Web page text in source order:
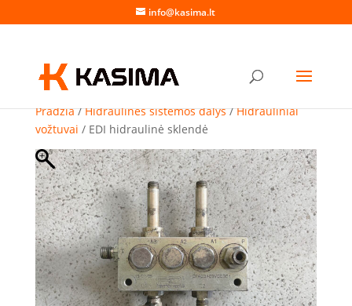
info@kasima.lt
Pradžia/Hidraulinės sistemos dalys/Hidrauliniai
vožtuvai / EDI hidraulinė sklendė